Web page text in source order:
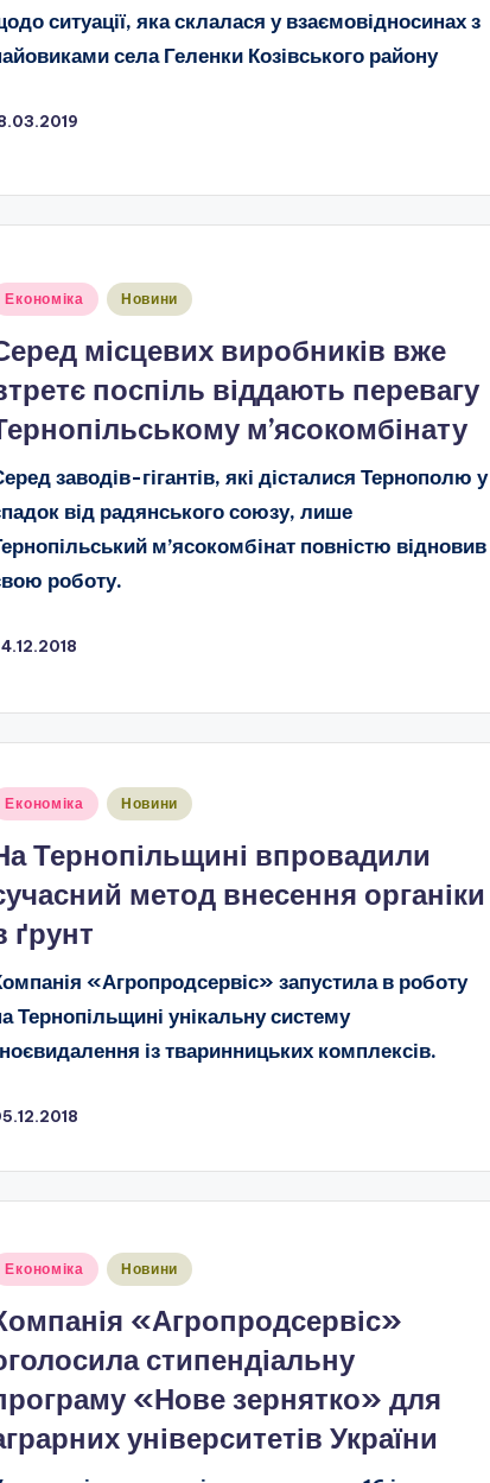
ситуації, яка склалася у взаємовідносинах з
села Геленки Козівського району
Економіка Новини
місцевих виробників вже
поспіль віддають перевагу
м’ясокомбінату
заводів-гігантів, які дісталися Тернополю у
від радянського союзу, лише
м’ясокомбінат повністю відновив
роботу.
Економіка Новини
Тернопільщині впровадили
метод внесення органіки
ґрунт
«Агропродсервіс» запустила в роботу
Тернопільщині унікальну систему
із тваринницьких комплексів.
Економіка Новини
«Агропродсервіс»
стипендіальну
«Нове зернятко» для
університетів України